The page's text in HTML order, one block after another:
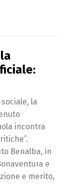
la
incontra
Benalba, in
e
e merito,